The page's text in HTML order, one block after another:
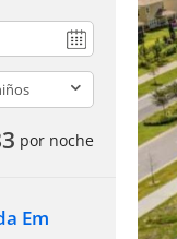
por noche
Em